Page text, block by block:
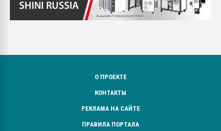
О ПРОЕКТЕ
КОНТАКТЫ
РЕКЛАМА НА САЙТЕ
ПРАВИЛА ПОРТАЛА